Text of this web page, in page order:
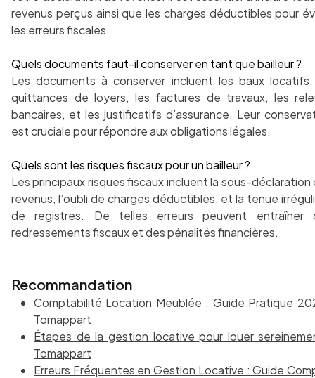
revenus perçus ainsi que les charges déductibles pour
les erreurs fiscales.
Quels documents faut-il conserver en tant que bailleur ?
Les documents à conserver incluent les baux
quittances de loyers, les factures de travaux, les
bancaires, et les justificatifs d’assurance. Leur
est cruciale pour répondre aux obligations légales.
Quels sont les risques fiscaux pour un bailleur ?
Les principaux risques fiscaux incluent la sous-déclaration
revenus, l’oubli de charges déductibles, et la tenue
de registres. De telles erreurs peuvent entraîner
redressements fiscaux et des pénalités financières.
Recommandation
Comptabilité Location Meublée : Guide Pratique
Tomappart
Étapes de la gestion locative pour louer
Tomappart
Erreurs Fréquentes en Gestion Locative : Guide